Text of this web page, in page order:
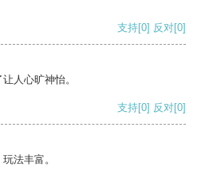
支持[0] 反对[0]
人心旷神怡。
支持[0] 反对[0]
法丰富。